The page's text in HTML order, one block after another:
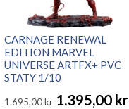
CARNAGE RENEWAL
EDITION MARVEL
UNIVERSE ARTFX+ PVC
STATY 1/10
1.695,00kr 1.395,00 kr